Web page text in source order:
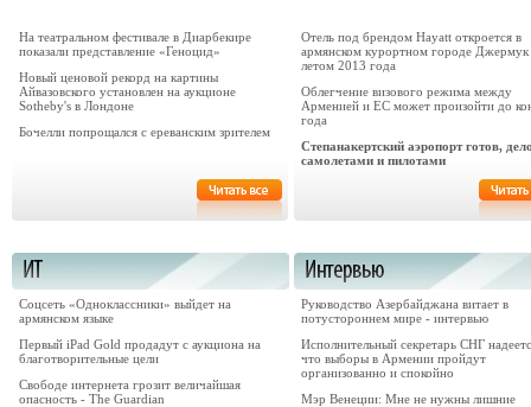
На театральном фестивале в Диарбекире
показали представление «Геноцид»
Новый ценовой рекорд на картины
Айвазовского установлен на аукционе
Sotheby's в Лондоне
Бочелли попрощался с ереванским зрителем
Отель под брендом Hayatt откроется в
армянском курортном городе Джермук
летом 2013 года
Облегчение визового режима между
Арменией и ЕС может произойти до
года
Степанакертский аэропорт готов,
самолетами и пилотами
Соцсеть «Одноклассники» выйдет на
армянском языке
Первый iPad Gold продадут с аукциона на
благотворительные цели
Свободе интернета грозит величайшая
опасность - The Guardian
Руководство Азербайджана витает в
потустороннем мире - интервью
Исполнительный секретарь СНГ
что выборы в Армении пройдут
организованно и спокойно
Мэр Венеции: Мне не нужны лишние